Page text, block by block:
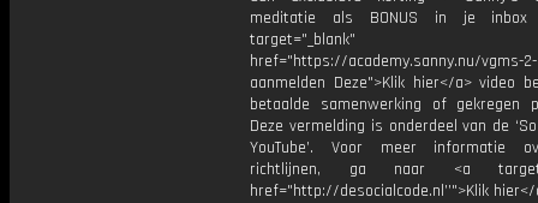
meditatie als BONUS in je
target="_blank"
href="https://academy.sanny.nu/vgms-2-
aanmelden Deze">Klik hier</a> video
betaalde samenwerking of gekregen
Deze vermelding is onderdeel van de
YouTube’. Voor meer informatie
richtlijnen, ga naar <a
href="http://desocialcode.nl’’">Klik